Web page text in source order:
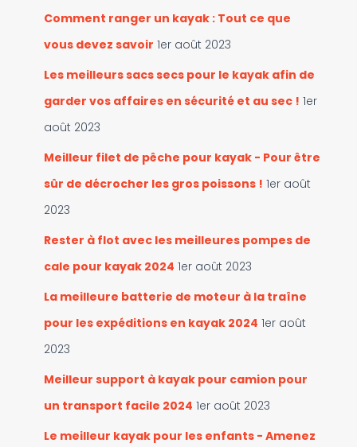
Comment ranger un kayak : Tout ce que
vous devez savoir 1er août 2023
Les meilleurs sacs secs pour le kayak afin de
garder vos affaires en sécurité et au sec ! 1er
août 2023
Meilleur filet de pêche pour kayak - Pour être
sûr de décrocher les gros poissons ! 1er août
2023
Rester à flot avec les meilleures pompes de
cale pour kayak 2024 1er août 2023
La meilleure batterie de moteur à la traîne
pour les expéditions en kayak 2024 1er août
2023
Meilleur support à kayak pour camion pour
un transport facile 2024 1er août 2023
Le meilleur kayak pour les enfants - Amenez